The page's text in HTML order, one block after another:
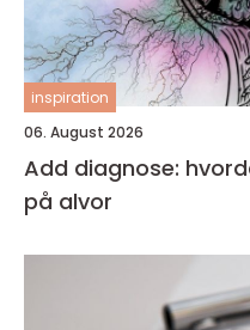
inspiration
06. August 2026
Add diagnose:
på alvor